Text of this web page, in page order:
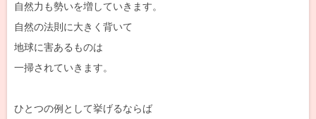
自然力も勢いを増していきます。
自然の法則に大きく背いて
地球に害あるものは
一掃されていきます。
ひとつの例として挙げるならば